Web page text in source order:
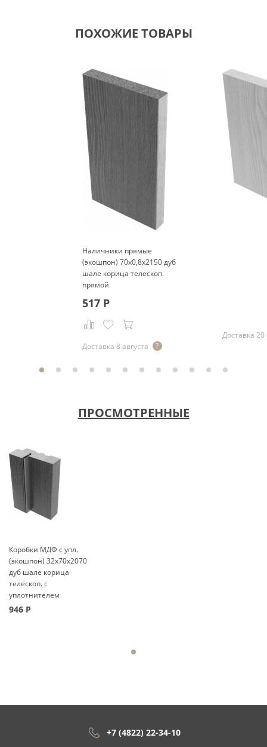
ПОХОЖИЕ ТОВАРЫ
Наличники прямые
(экошпон) 70x0,8x2150 дуб
шале корица телескоп.
прямой
517Р
Доставка 8 августа
Доставка 20
ПРОСМОТРЕННЫЕ
Коробки МДФ с упл.
(экошпон) 32x70x2070
дуб шале корица
телескоп. с
уплотнителем
946 Р
+7 (4822) 22-34-10